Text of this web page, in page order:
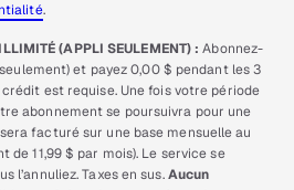
.
(APPLI SEULEMENT) : Abonnez-
et payez 0,00 $ pendant les 3
est requise. Une fois votre période
abonnement se poursuivra pour une
facturé sur une base mensuelle au
11,99 $ par mois). Le service se
l’annuliez. Taxes en sus.Aucun